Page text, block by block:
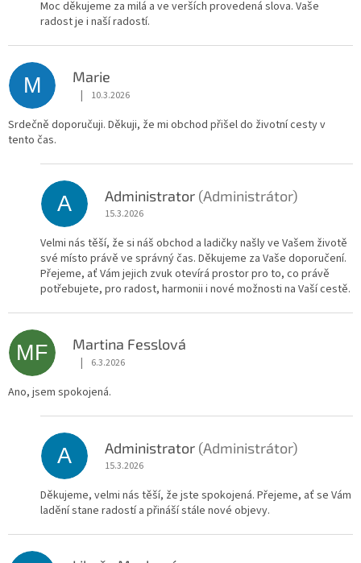
Moc děkujeme za milá a ve verších provedená slova. Vaše
radost je i naší radostí.
M Marie
Hodnocení obchodu je 5 z 5 hvězdiček.
| 10.3.2026
Srdečně doporučuji. Děkuji, že mi obchod přišel do životní cesty v
tento čas.
A Administrator (Administrátor)
15.3.2026
Velmi nás těší, že si náš obchod a ladičky našly ve Vašem životě
své místo právě ve správný čas. Děkujeme za Vaše doporučení.
Přejeme, ať Vám jejich zvuk otevírá prostor pro to, co právě
potřebujete, pro radost, harmonii i nové možnosti na Vaší cestě.
MF Martina Fesslová
Hodnocení obchodu je 5 z 5 hvězdiček.
| 6.3.2026
Ano, jsem spokojená.
A Administrator (Administrátor)
15.3.2026
Děkujeme, velmi nás těší, že jste spokojená. Přejeme, ať se Vám
ladění stane radostí a přináší stále nové objevy.